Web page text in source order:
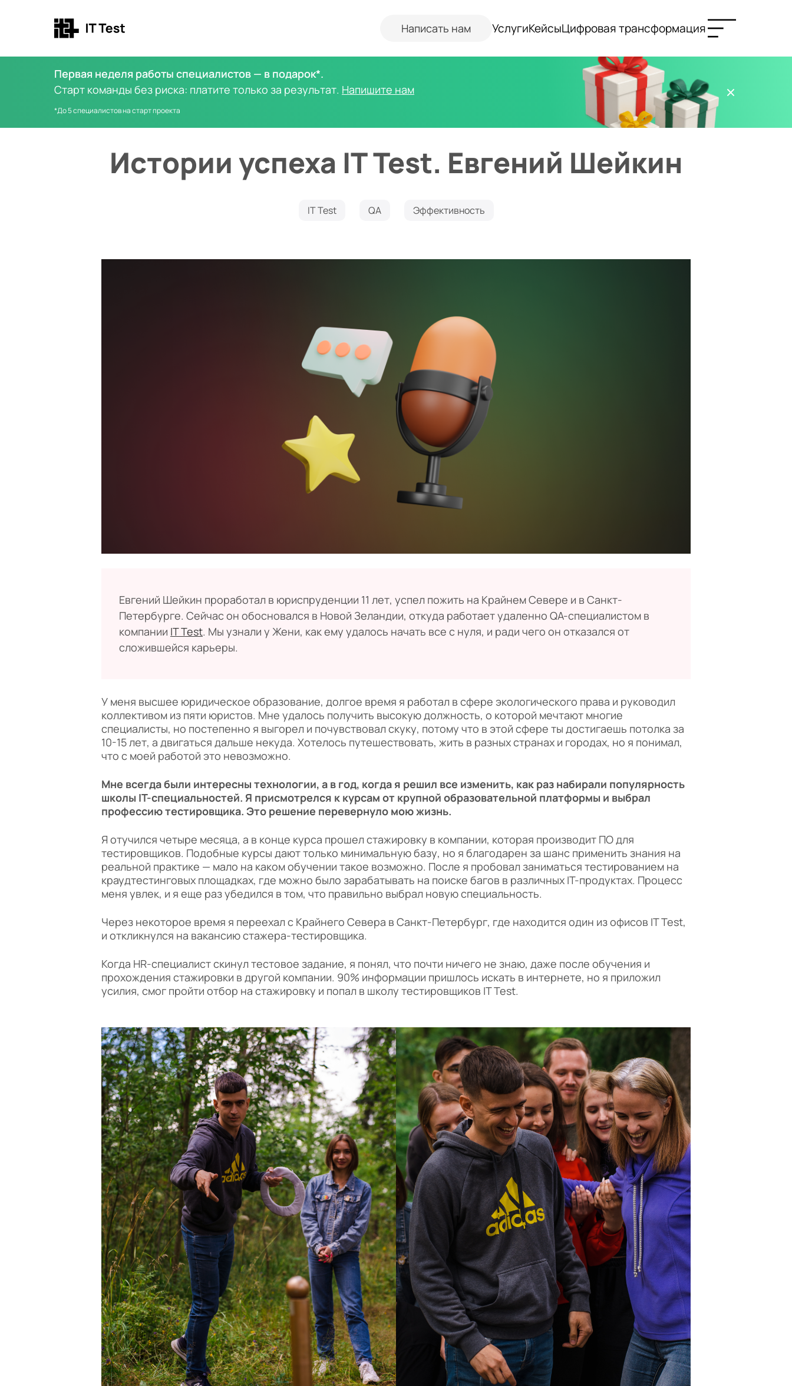
Написать нам УслугиКейсыЦифровая трансформация
Первая неделя работы специалистов — в подарок*.
Старт команды без риска: платите только за результат. Напишите нам
*До 5 специалистов на старт проекта
Истории успеха IT Test. Евгений Шейкин
IT Test QA Эффективность
Евгений Шейкин проработал в юриспруденции 11 лет, успел пожить на Крайнем Севере и в Санкт-
Петербурге. Сейчас он обосновался в Новой Зеландии, откуда работает удаленно QA-специалистом в
компании IT Test. Мы узнали у Жени, как ему удалось начать все с нуля, и ради чего он отказался от
сложившейся карьеры.
У меня высшее юридическое образование, долгое время я работал в сфере экологического права и руководил
коллективом из пяти юристов. Мне удалось получить высокую должность, о которой мечтают многие
специалисты, но постепенно я выгорел и почувствовал скуку, потому что в этой сфере ты достигаешь потолка за
10-15 лет, а двигаться дальше некуда. Хотелось путешествовать, жить в разных странах и городах, но я понимал,
что с моей работой это невозможно.
Мне всегда были интересны технологии, а в год, когда я решил все изменить, как раз набирали популярность
школы IT-специальностей. Я присмотрелся к курсам от крупной образовательной платформы и выбрал
профессию тестировщика. Это решение перевернуло мою жизнь.
Я отучился четыре месяца, а в конце курса прошел стажировку в компании, которая производит ПО для
тестировщиков. Подобные курсы дают только минимальную базу, но я благодарен за шанс применить знания на
реальной практике — мало на каком обучении такое возможно. После я пробовал заниматься тестированием на
краудтестинговых площадках, где можно было зарабатывать на поиске багов в различных IT-продуктах. Процесс
меня увлек, и я еще раз убедился в том, что правильно выбрал новую специальность.
Через некоторое время я переехал с Крайнего Севера в Санкт-Петербург, где находится один из офисов IT Test,
и откликнулся на вакансию стажера-тестировщика.
Когда HR-специалист скинул тестовое задание, я понял, что почти ничего не знаю, даже после обучения и
прохождения стажировки в другой компании. 90% информации пришлось искать в интернете, но я приложил
усилия, смог пройти отбор на стажировку и попал в школу тестировщиков IT Test.